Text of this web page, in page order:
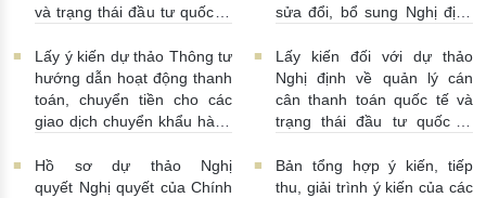
và tổ chức TCVM
và trạng thái đầu tư quốc tế
10:00:00
sửa đổi, bổ sung Nghị định
30/07/2026 | 09:09:00
Lấy ý kiến dự thảo Thông tư
hướng dẫn hoạt động thanh
toán, chuyển tiền cho các
giao dịch chuyển khẩu hàng
Lấy kiến đối với dự thảo
Nghị định về quản lý cán
cân thanh toán quốc tế và
trạng thái đầu tư quốc tế
15:00:00
Hồ sơ dự thảo Nghị
quyết Nghị quyết của Chính
Bản tổng hợp ý kiến, tiếp
thu, giải trình ý kiến của các